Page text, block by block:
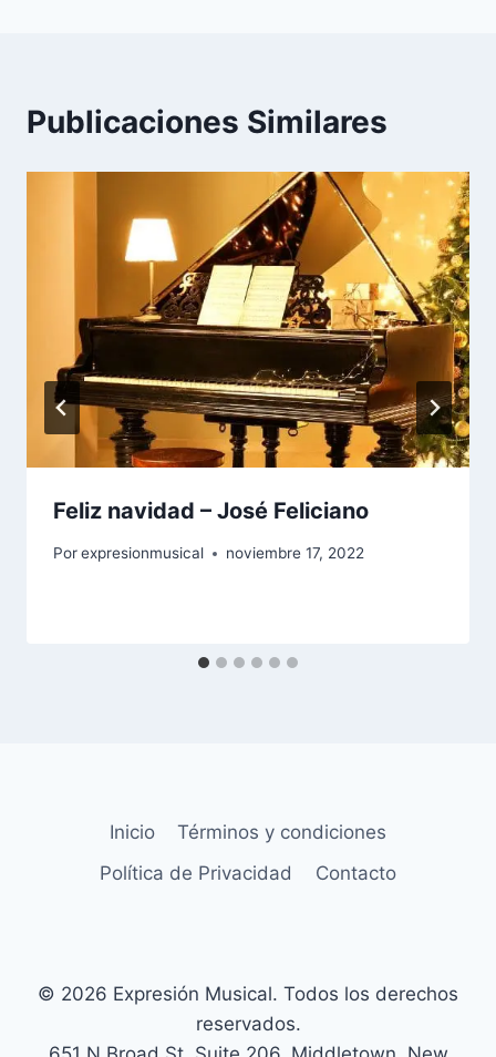
Publicaciones Similares
Feliz navidad – José Feliciano
Porexpresionmusical noviembre 17, 2022
Inicio
Términos y condiciones
Política de Privacidad
Contacto
© 2026 Expresión Musical. Todos los derechos
reservados.